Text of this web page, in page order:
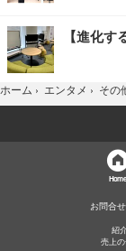
【進化す
ホーム › エンタメ › その
Home
お問合せ
紹
売上